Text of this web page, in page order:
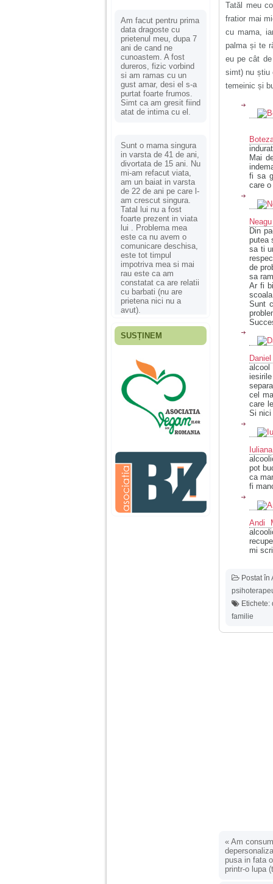
Am facut pentru prima
data dragoste cu
prietenul meu, dupa 7
ani de cand ne
cunoastem. A fost
dureros, fizic vorbind
si am ramas cu un
gust amar, desi el s-a
purtat foarte frumos.
Simt ca am gresit fiind
atat de intima cu el.
Sunt o mama singura
in varsta de 41 de ani,
divortata de 15 ani. Nu
mi-am refacut viata,
am un baiat in varsta
de 22 de ani pe care l-
am crescut singura.
Tatal lui nu a fost
foarte prezent in viata
lui . Problema mea
este ca nu avem o
comunicare deschisa,
este tot timpul
impotriva mea si mai
rau este ca am
constatat ca are relatii
cu barbati (nu are
prietena nici nu a
avut).
Fiica mea s-a nascut
ani, privind in urma
realizez cat de multe
greseli am facut in
educatia si cresterea
ei, am fost o mama
egoista, preocupata
de implinirea
profesionala, cand ea
era mica am neglijat-
agresiva, orice
greseala era taxata cu
o palma sau pedepse.
De 4 ani am o relatie
serioasa cu un barbat
SUSȚINEM
Tatăl meu
fratior mai
cu mama,
palma și te
eu pe cât
simt) nu știu
temeinic și
Mai
fi sa
care
Din
putea
sa ti
de
sa
Ar fi
Sunt
alcool
cel
care
Si nici
pot
ca
fi
Andi
mi
Postat în
Etichete:
familie
« Am
pusa in fata
printr-o lupa